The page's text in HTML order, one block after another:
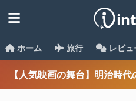
ホーム 旅行 レビュ
【人気映画の舞台】明治時